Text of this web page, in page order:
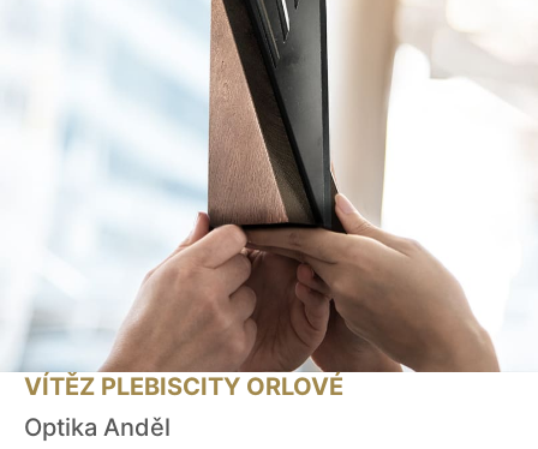
VÍTĚZ PLEBISCITY ORLOVÉ
Optika Anděl